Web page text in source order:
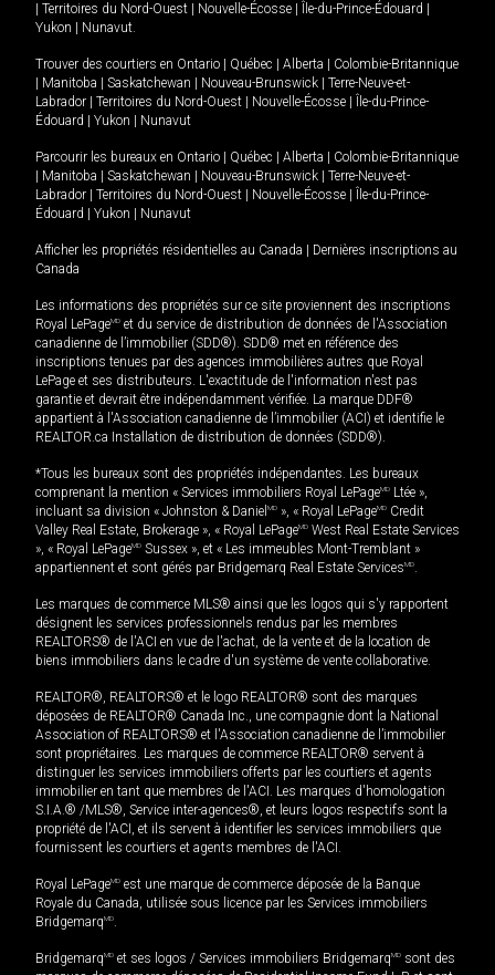
Territoires du Nord-Ouest Nouvelle-Écosse Île-du-Prince-Édouard
Yukon
Nunavut.
Trouver des courtiers en Ontario Québec Alberta
Colombie-Britannique
Manitoba Saskatchewan Nouveau-Brunswick
Terre-Neuve-et-
Labrador
Territoires du Nord-Ouest Nouvelle-Écosse
Île-du-Prince-
Édouard
Yukon Nunavut
Parcourir les bureaux en Ontario Québec Alberta
Colombie-Britannique
Manitoba Saskatchewan Nouveau-Brunswick
Terre-Neuve-et-
Labrador
Territoires du Nord-Ouest Nouvelle-Écosse
Île-du-Prince-
Édouard
Yukon Nunavut
Afficher les propriétés résidentielles au Canada
Dernières inscriptions au
Canada
Les informations des propriétés sur ce site proviennent des inscriptions
Royal LePageMD et du service de distribution de données de l'Association
canadienne de l’immobilier (SDD®). SDD® met en référence des
inscriptions tenues par des agences immobilières autres que Royal
LePage et ses distributeurs. L'exactitude de l'information n'est pas
garantie et devrait être indépendamment vérifiée. La marque DDF®
appartient à l'Association canadienne de l’immobilier (ACI) et identifie le
REALTOR.ca Installation de distribution de données (SDD®).
*Tous les bureaux sont des propriétés indépendantes. Les bureaux
comprenant la mention « Services immobiliers Royal LePageMD Ltée »,
incluant sa division « Johnston & Daniel MD », « Royal LePageMD Credit
Valley Real Estate, Brokerage », « Royal LePageMD West Real Estate Services
», « Royal LePageMD Sussex », et « Les immeubles Mont-Tremblant »
appartiennent et sont gérés par Bridgemarq Real Estate ServicesMD.
Les marques de commerce MLS® ainsi que les logos qui s'y rapportent
désignent les services professionnels rendus par les membres
REALTORS® de l'ACI en vue de l'achat, de la vente et de la location de
biens immobiliers dans le cadre d'un système de vente collaborative.
REALTOR®, REALTORS® et le logo REALTOR® sont des marques
déposées de REALTOR® Canada Inc., une compagnie dont la National
Association of REALTORS® et l'Association canadienne de l’immobilier
sont propriétaires. Les marques de commerce REALTOR® servent à
distinguer les services immobiliers offerts par les courtiers et agents
immobilier en tant que membres de l'ACI. Les marques d'homologation
S.I.A.® /MLS®, Service inter-agences®, et leurs logos respectifs sont la
propriété de l'ACI, et ils servent à identifier les services immobiliers que
fournissent les courtiers et agents membres de l'ACI.
Royal LePageMD est une marque de commerce déposée de la Banque
Royale du Canada, utilisée sous licence par les Services immobiliers
BridgemarqMD.
BridgemarqMD et ses logos / Services immobiliers BridgemarqMD sont des